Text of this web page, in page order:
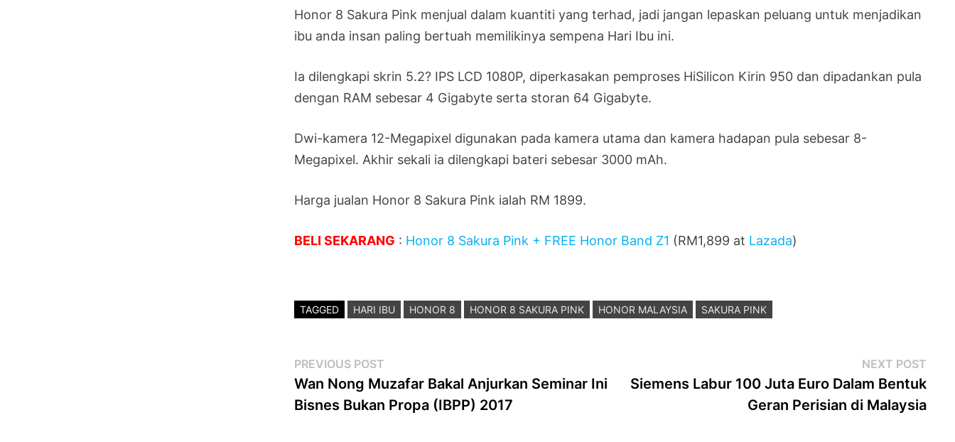
Honor 8 Sakura Pink menjual dalam kuantiti yang terhad, jadi jangan lepaskan peluang untuk menjadikan
ibu anda insan paling bertuah memilikinya sempena Hari Ibu ini.
Ia dilengkapi skrin 5.2? IPS LCD 1080P, diperkasakan pemproses HiSilicon Kirin 950 dan dipadankan pula
dengan RAM sebesar 4 Gigabyte serta storan 64 Gigabyte.
Dwi-kamera 12-Megapixel digunakan pada kamera utama dan kamera hadapan pula sebesar 8-
Megapixel. Akhir sekali ia dilengkapi bateri sebesar 3000 mAh.
Harga jualan Honor 8 Sakura Pink ialah RM 1899.
BELI SEKARANG : Honor 8 Sakura Pink + FREE Honor Band Z1 (RM1,899 at Lazada)
TAGGED HARI IBU HONOR 8 HONOR 8 SAKURA PINK HONOR MALAYSIA SAKURA PINK
Post
navigation
PREVIOUS POST
post:
Wan Nong Muzafar Bakal Anjurkan Seminar Ini
Bisnes Bukan Propa (IBPP) 2017
NEXT POSTNext
Siemens Labur 100 Juta Euro Dalam Bentuk
Geran Perisian di Malaysia